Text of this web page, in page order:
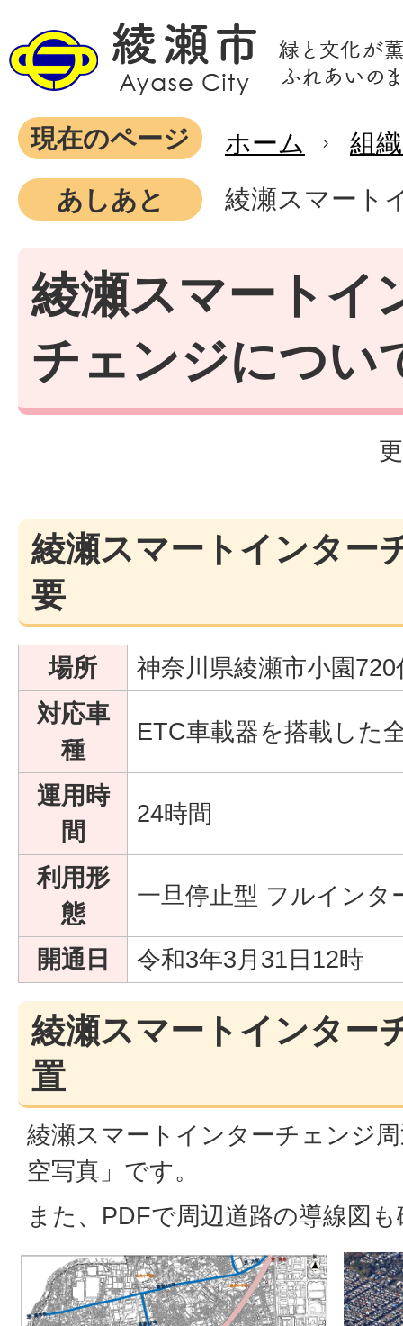
現在のページ ホーム
組
あしあと
綾瀬スマート
綾瀬スマートイ
チェンジについ
綾瀬スマートインター
要
場所
神奈川県綾瀬市小園720
対応車
種
ETC車載器を搭載した
運用時
間
24時間
利用形
態
一旦停止型 フルインタ
開通日 令和3年3月31日12時
綾瀬スマートインター
置
綾瀬スマートインターチェンジ
空写真」です。
また、PDFで周辺道路の導線図